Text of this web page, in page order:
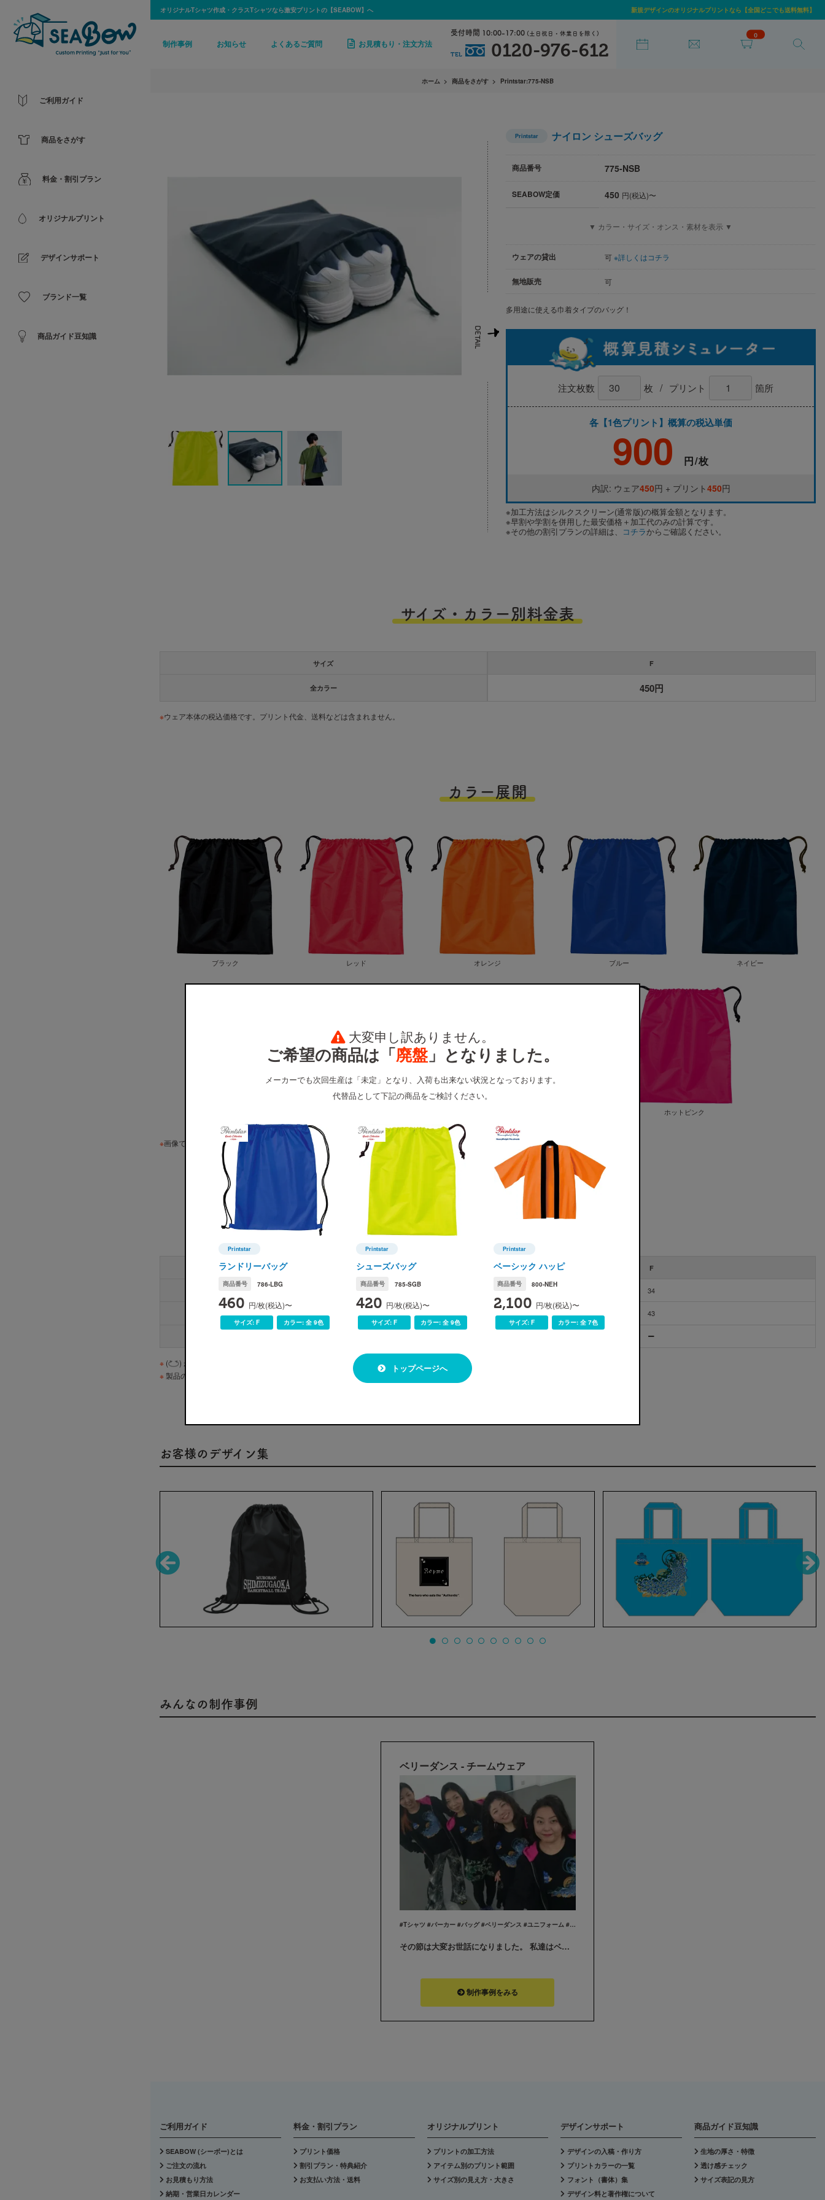
オリジナルTシャツ作成・クラスTシャツなら激安プリントの【SEABOW】へ 新規デザインのオリジナルプリントなら【全国どこでも送料無料】
制作事例 お知らせ よくあるご質問 お見積もり・注文方法
0
受付時間 10:00-17:00 (土日祝日・休業日を除く)
TEL 0120-976-612
ご利用ガイド
商品をさがす
料金・割引プラン
オリジナルプリント
デザインサポート
ブランド一覧
商品ガイド豆知識
ホーム 商品をさがす Printstar:775-NSB
Printstar ナイロン シューズバッグ
商品番号 775-NSB
SEABOW定価 450 円(税込)〜
▼ カラー・サイズ・オンス・素材を表示 ▼
ウェアの貸出 可※詳しくはコチラ
無地販売 可
多用途に使える巾着タイプのバッグ！
注文枚数 枚 / プリント 箇所
各【1色プリント】概算の税込単価
900 円/枚
内訳: ウェア450円 + プリント450円
※加工方法はシルクスクリーン(通常版)の概算金額となります。
※早割や学割を併用した最安価格＋加工代のみの計算です。
※その他の割引プランの詳細は、 コチラからご確認ください。
サイズ・カラー別料金表
サイズ F
全カラー 450円
※ウェア本体の税込価格です。プリント代金、送料などは含まれません。
カラー展開
ブラック レッド オレンジ ブルー ネイビー
ホットピンク
※画像ですので実際の色味とは若干の誤差が生じます。ご了承ください。
サイズ展開
F
34
43
※(
) が付いている商品は「丸胴」で脇に縫い目が無い仕様です。
※製品の性質上、若干の誤差(2〜3cm程度)が発生する場合がございます。予めご了承下さい。
大変申し訳ありません。
ご希望の商品は「廃盤」となりました。
メーカーでも次回生産は「未定」となり、入荷も出来ない状況となっております。
代替品として下記の商品をご検討ください。
Printstar
Printstar(プリントスター)
ランドリーバッグ
商品番号 786-LBG
460 円/枚(税込)〜
サイズ:F カラー: 全 9色
Printstar
Printstar(プリントスター)
シューズバッグ
商品番号 785-SGB
420 円/枚(税込)〜
サイズ: F カラー:全 9色
Printstar
Printstar(プリントスター)
ベーシック ハッピ
商品番号 800-NEH
2,100 円/枚(税込)〜
サイズ: F カラー:全 7色
トップページへ
お客様のデザイン集
みんなの制作事例
ベリーダンス - チームウェア
#Tシャツ #パーカー #バッグ #ベリーダンス #ユニフォーム #グッズ
その節は大変お世話になりました。 私達はベリーダンサーでトライバルユニット『BOMBA!!!』と言います。 年末忙しい時期に注文したのにも関わらず、年内に納品して頂きありがとうございました。とても素敵なグッズに仕上がり大満足です！ また機会がありましたら、よろしくお願いいたします
制作事例をみる
ご利用ガイド
SEABOW (シーボー)とは
ご注文の流れ
お見積もり方法
納期・営業日カレンダー
料金・割引プラン
プリント価格
割引プラン・特典紹介
お支払い方法・送料
オリジナルプリント
プリントの加工方法
アイテム別のプリント範囲
サイズ別の見え方・大きさ
デザインサポート
デザインの入稿・作り方
プリントカラーの一覧
フォント（書体）集
デザイン料と著作権について
商品ガイド豆知識
生地の厚さ・特徴
透け感チェック
サイズ表記の見方